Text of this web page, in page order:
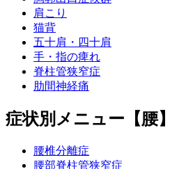
肩こり
猫背
五十肩・四十肩
手・指の痺れ
脊柱管狭窄症
肋間神経痛
症状別メニュー【腰】
腰椎分離症
腰部脊柱管狭窄症